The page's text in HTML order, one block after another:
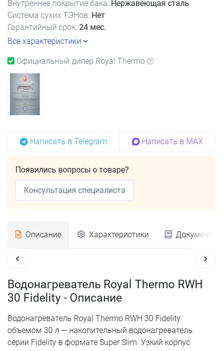
Внутреннее покрытие бака: Нержавеющая сталь
Система сухих ТЭНов: Нет
Гарантийный срок: 24 мес.
Все характеристики
Официальный дилер Royal Thermo
Написать в Telegram Написать в MAX
Появились вопросы о товаре?
Консультация специалиста
Описание Характеристики
Водонагреватель Royal Thermo RWH
30 Fidelity - Описание
Водонагреватель Royal Thermo RWH 30 Fidelity
объемом 30 л — накопительный водонагреватель
серии Fidelity в формате Super Slim. Узкий корпус